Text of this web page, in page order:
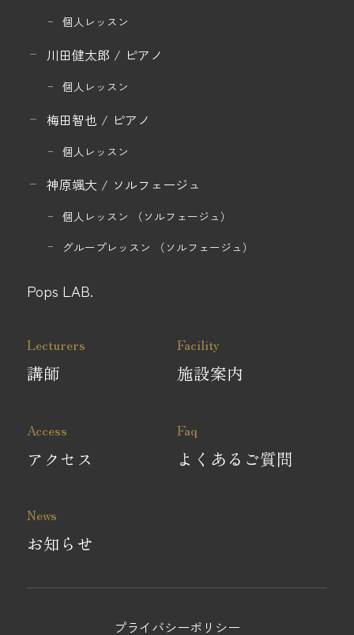
個人レッスン
川田健太郎 / ピアノ
個人レッスン
梅田智也 / ピアノ
個人レッスン
神原颯大 / ソルフェージュ
個人レッスン
（ソルフェージュ）
グループレッスン
（ソルフェージュ）
Pops LAB.
Lecturers
講師
Facility
施設案内
Access
アクセス
Faq
よくあるご質問
News
お知らせ
プライバシーポリシー